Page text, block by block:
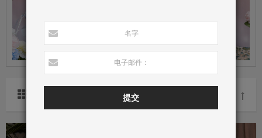
分类依据
提交